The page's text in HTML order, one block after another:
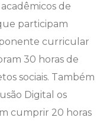
de
participam
curricular
30 horas de
sociais. Também
Digital os
cumprir 20 horas